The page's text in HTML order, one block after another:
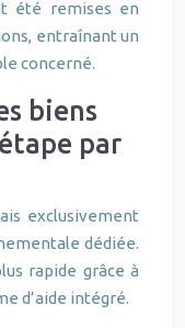
été remises en
entraînant un
concerné.
biens
par
exclusivement
dédiée.
rapide grâce à
d’aide intégré.